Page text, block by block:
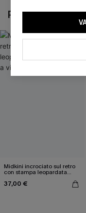
POTREBBE
Midkini incrociato sul retro
con stampa leopardata
37,00 €